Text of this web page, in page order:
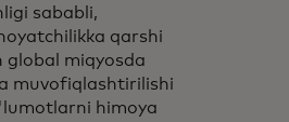
sababli,
qarshi
global miqyosda
muvofiqlashtirilishi
himoya